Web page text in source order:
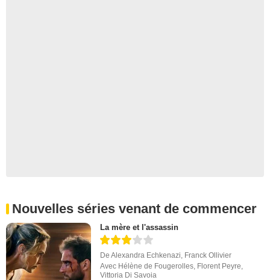
Nouvelles séries venant de commencer
La mère et l'assassin
DeAlexandra Echkenazi Franck Ollivier
Avec Hélène de Fougerolles Florent Peyre
Vittoria Di Savoia